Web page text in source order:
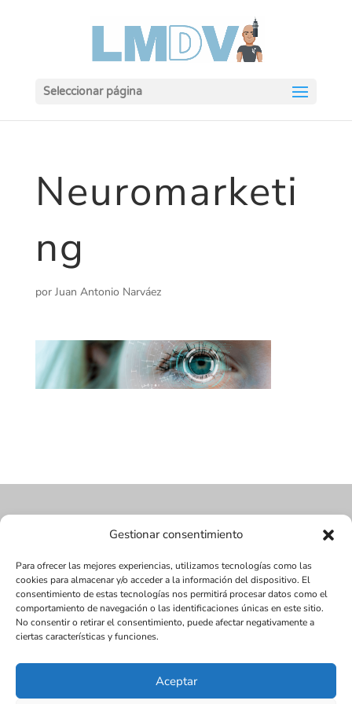
Gestionar consentimiento
Para ofrecer las mejores experiencias, utilizamos tecnologías como las
cookies para almacenar y/o acceder a la información del dispositivo. El
consentimiento de estas tecnologías nos permitirá procesar datos como el
comportamiento de navegación o las identificaciones únicas en este sitio.
No consentir o retirar el consentimiento, puede afectar negativamente a
ciertas características y funciones.
Aceptar
Seleccionar página
Neuromarketi
ng
por Juan Antonio Narváez